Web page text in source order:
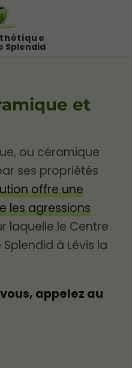
Splendid
et
ou céramique
ses propriétés
offre une
les agressions
laquelle le Centre
à Lévis la
appelez au